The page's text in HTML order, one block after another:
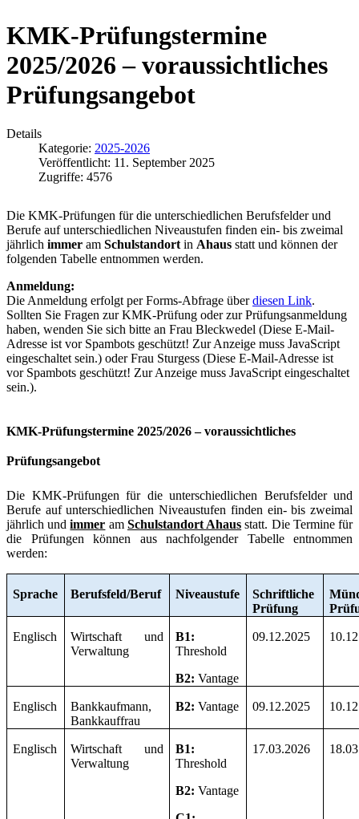
KMK-Prüfungstermine
2025/2026 – voraussichtliches
Prüfungsangebot
Details
Kategorie: 2025-2026
Veröffentlicht: 11. September 2025
Zugriffe: 4576
Die KMK-Prüfungen für die unterschiedlichen Berufsfelder und
Berufe auf unterschiedlichen Niveaustufen finden ein- bis zweimal
jährlich immer am Schulstandort in Ahaus statt und können der
folgenden Tabelle entnommen werden.
Anmeldung:
Die Anmeldung erfolgt per Forms-Abfrage überdiesen Link.
Sollten Sie Fragen zur KMK-Prüfung oder zur Prüfungsanmeldung
haben, wenden Sie sich bitte an Frau Bleckwedel (Diese E-Mail-
Adresse ist vor Spambots geschützt! Zur Anzeige muss JavaScript
eingeschaltet sein.) oder Frau Sturgess (Diese E-Mail-Adresse ist
vor Spambots geschützt! Zur Anzeige muss JavaScript eingeschaltet
sein.).
KMK-Prüfungstermine 2025/2026 – voraussichtliches
Prüfungsangebot
Die KMK-Prüfungen für die unterschiedlichen Berufsfelder und
Berufe auf unterschiedlichen Niveaustufen finden ein- bis zweimal
jährlich undimmer am Schulstandort Ahaus statt. Die Termine für
die Prüfungen können aus nachfolgender Tabelle entnommen
werden:
Sprache Berufsfeld/Beruf Niveaustufe
Schriftliche
Prüfung
Englisch
Wirtschaft und
Verwaltung
B1:
Threshold
B2:Vantage
09.12.2025
Englisch
Bankkaufmann,
Bankkauffrau
B2:Vantage 09.12.2025
Englisch
Wirtschaft und
Verwaltung
B1:
Threshold
B2:Vantage
17.03.2026